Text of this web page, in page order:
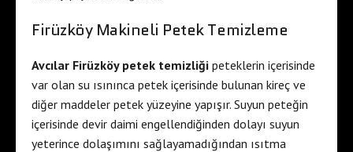
Firüzköy Makineli Petek Temizleme
Avcılar Firüzköy petek temizliği peteklerin içerisinde
var olan su ısınınca petek içerisinde bulunan kireç ve
diğer maddeler petek yüzeyine yapışır. Suyun peteğin
içerisinde devir daimi engellendiğinden dolayı suyun
yeterince dolaşımını sağlayamadığından ısıtma